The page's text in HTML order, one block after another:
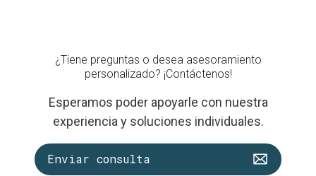
¿Tiene preguntas o desea asesoramiento
personalizado? ¡Contáctenos!
Esperamos poder apoyarle con nuestra
experiencia y soluciones individuales.
Enviar consulta